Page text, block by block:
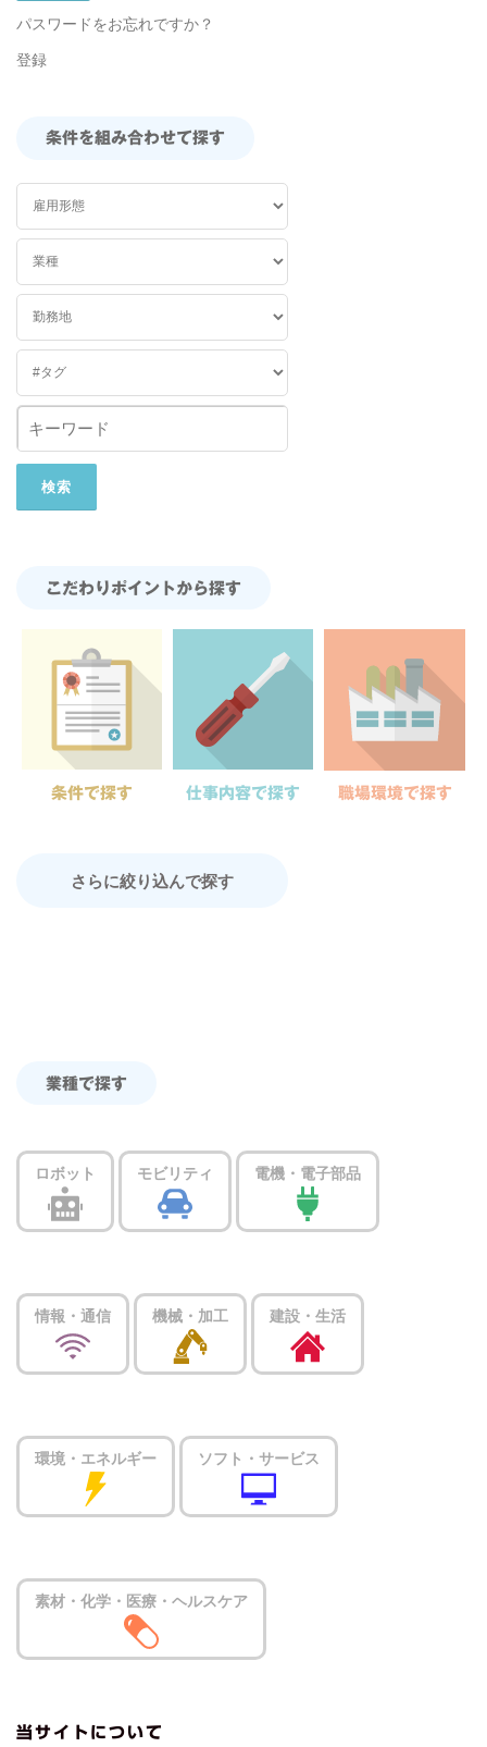
パスワードをお忘れですか？
登録
条件を組み合わせて探す
こだわりポイントから探す
条件で探す 仕事内容で探す 職場環境で探す
さらに絞り込んで探す
業種で探す
ロボット モビリティ 電機・電子部品
情報・通信 機械・加工 建設・生活
環境・エネルギー ソフト・サービス
素材・化学・医療・ヘルスケア
当サイトについて